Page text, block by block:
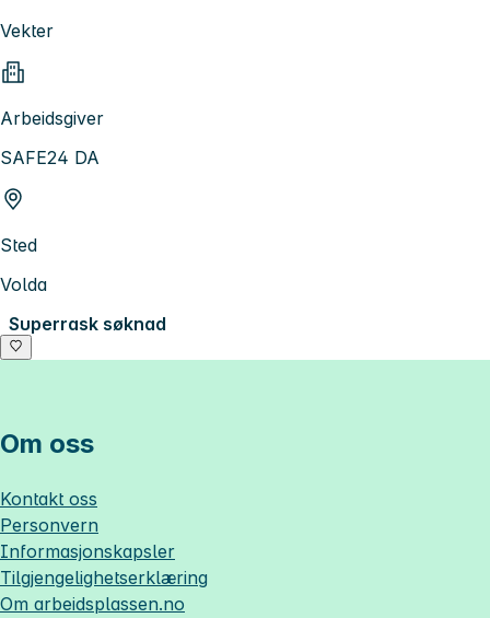
Vekter
Arbeidsgiver
SAFE24 DA
Sted
Volda
Superrask søknad
Om oss
Kontakt oss
Personvern
Informasjonskapsler
Tilgjengelighetserklæring
Om arbeidsplassen.no